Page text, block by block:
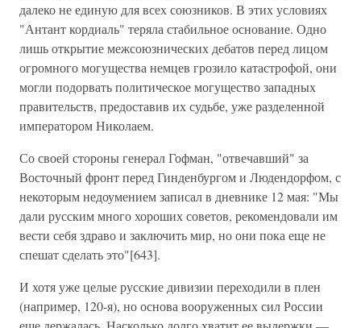
далеко не единую для всех союзников. В этих условиях
"Антант кордиаль" теряла стабильное основание. Одно
лишь открытие межсоюзнических дебатов перед лицом
огромного могущества немцев грозило катастрофой, они
могли подорвать политическое могущество западных
правительств, предоставив их судьбе, уже разделенной
императором Николаем.
Со своей стороны генерал Гофман, "отвечавший" за
Восточный фронт перед Гинденбургом и Людендорфом, с
некоторым недоумением записал в дневнике 12 мая: "Мы
дали русским много хороших советов, рекомендовали им
вести себя здраво и заключить мир, но они пока еще не
спешат сделать это"[643].
И хотя уже целые русские дивизии переходили в плен
(например, 120-я), но основа вооруженных сил России